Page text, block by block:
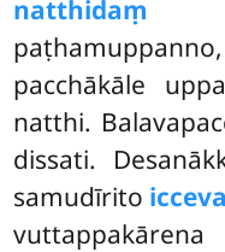
natthidaṃ
pacchākāle
natthi.
dissati.
samudīrito